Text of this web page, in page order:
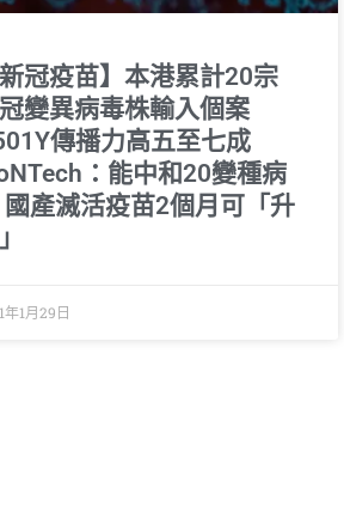
新冠疫苗】本港累計20宗
變異病毒株輸入個案
傳播力高五至七成
：能中和20變種病
國產滅活疫苗2個月可「升
年1月29日